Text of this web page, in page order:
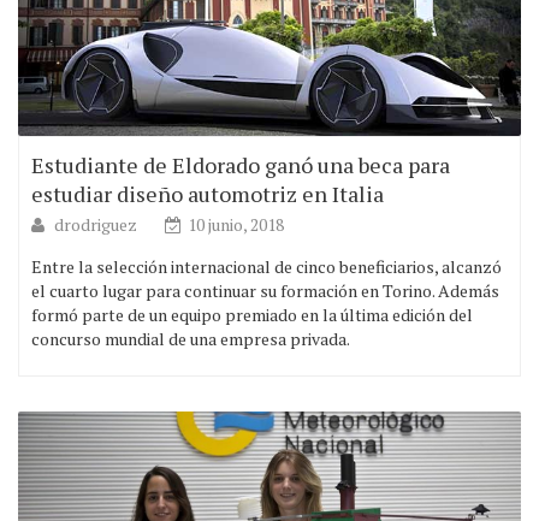
Estudiante de Eldorado ganó una beca para
estudiar diseño automotriz en Italia
drodriguez
10 junio, 2018
Entre la selección internacional de cinco beneficiarios, alcanzó
el cuarto lugar para continuar su formación en Torino. Además
formó parte de un equipo premiado en la última edición del
concurso mundial de una empresa privada.